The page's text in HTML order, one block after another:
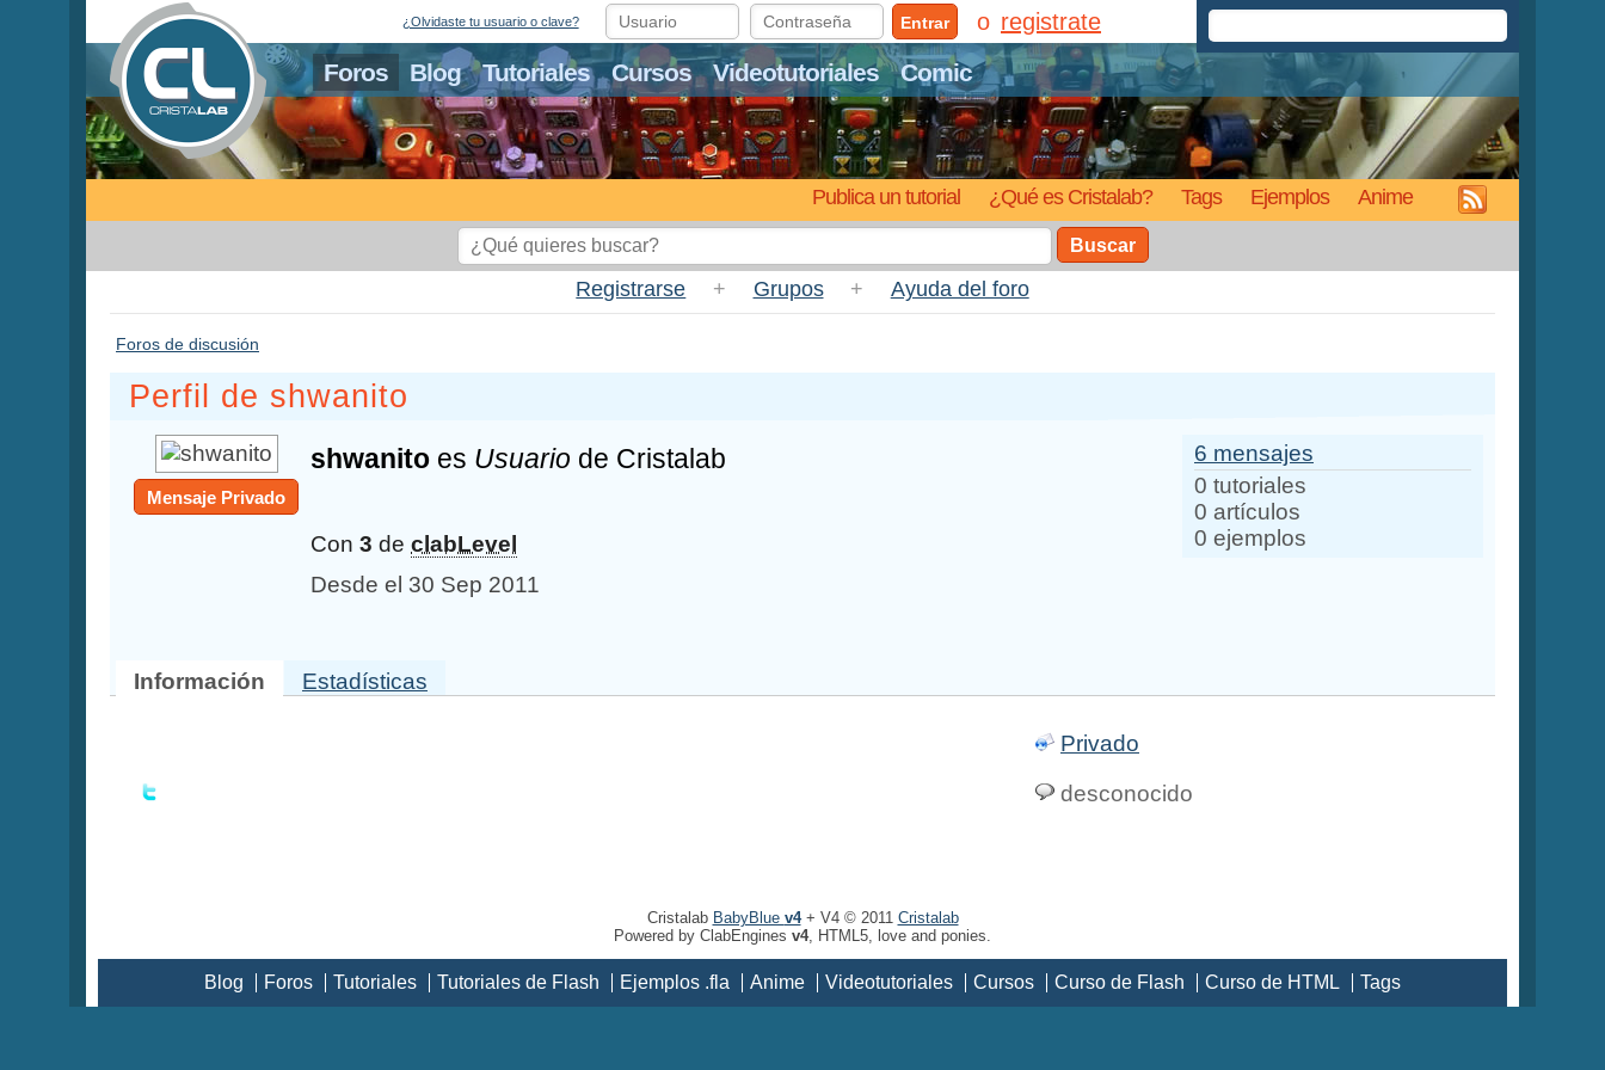
Foros Blog Tutoriales Cursos Videotutoriales Comic
Publica un tutorial ¿Qué es Cristalab? Tags Ejemplos Anime
¿Olvidaste tu usuario o clave? Entrar registrate
Buscar
Registrarse + Grupos + Ayuda del foro
Foros de discusión
Perfil de shwanito
Mensaje Privado
shwanito es Usuario de Cristalab
Con 3 de clabLevel
Desde el 30 Sep 2011
6 mensajes
0 tutoriales
0 artículos
0 ejemplos
Información Estadísticas
Privado
desconocido
Cristalab BabyBlue v4+ V4 © 2011 Cristalab
Powered by ClabEngines v4, HTML5, love and ponies.
Blog Foros Tutoriales Tutoriales de Flash Ejemplos .fla Anime Videotutoriales Cursos Curso de Flash Curso de HTML Tags